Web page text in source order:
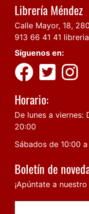
Librería Méndez
Calle Mayor, 18,
913 66 41 41
Síguenos en:
Horario:
De lunes a viernes:
20:00
Sábados de 10:00
Boletín de
¡Apúntate a